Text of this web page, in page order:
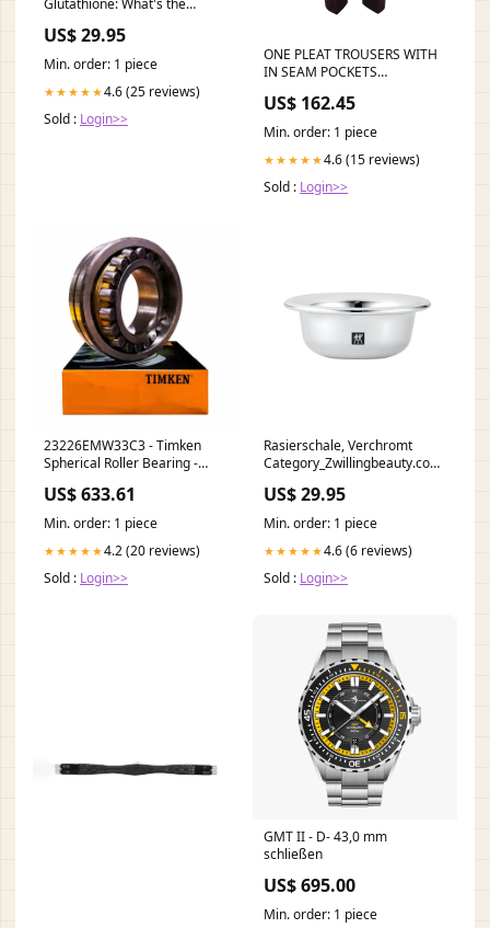
Glutathione: What's the
US$ 29.95
Min. order: 1 piece
★★★★★4.6 (25 reviews)
Sold : Login>>
ONE PLEAT TROUSERS WITH
IN SEAM POCKETS
US$ 162.45
Min. order: 1 piece
★★★★★4.6 (15 reviews)
Sold : Login>>
23226EMW33C3 - Timken
Spherical Roller Bearing -
US$ 633.61
Min. order: 1 piece
★★★★★4.2 (20 reviews)
Sold : Login>>
Rasierschale, Verchromt
Category_Zwillingbeauty.com/Etuis/
US$ 29.95
Min. order: 1 piece
★★★★★4.6 (6 reviews)
Sold : Login>>
GMT II - D- 43,0 mm
schließen
US$ 695.00
Min. order: 1 piece